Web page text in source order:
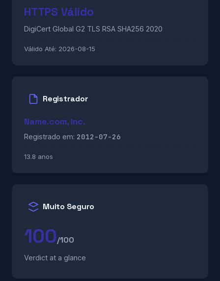
HTTPS Válido
DigiCert Global G2 TLS RSA SHA256 2020
Válido Até: 2026-08-15
Registrador
Name.com, Inc.
Registrado em: 2012-07-26
13.8 anos
Muito Seguro
100/100
Verdict at a glance